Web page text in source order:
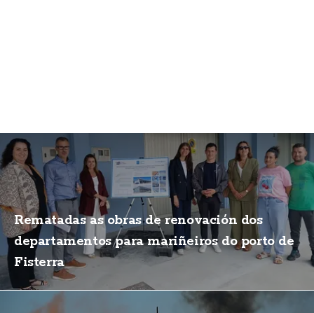
Rematadas as obras de renovación dos
departamentos para mariñeiros do porto de
Fisterra